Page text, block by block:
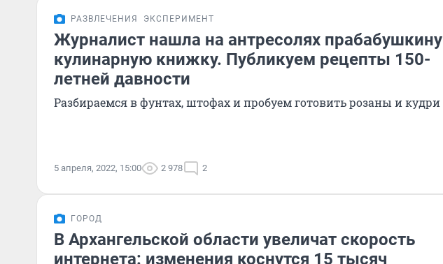
РАЗВЛЕЧЕНИЯ ЭКСПЕРИМЕНТ
Журналист нашла на антресолях прабабушкину
кулинарную книжку. Публикуем рецепты 150-
летней давности
Разбираемся в фунтах, штофах и пробуем готовить розаны и кудри
5 апреля, 2022, 15:00 2 978 2
ГОРОД
В Архангельской области увеличат скорость
интернета: изменения коснутся 15 тысяч